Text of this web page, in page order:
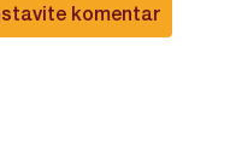
komentar